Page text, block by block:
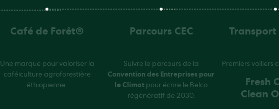
Café de Forêt®
Une marque pour valoriser la
caféiculture agroforestière
éthiopienne.
Parcours CEC
Suivre le parcours de la
Convention des Entreprises pour
le Climat pour écrire le Belco
régénératif de 2030.
Transport
Premiers voiliers
Fresh
Clean